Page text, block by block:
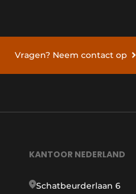
Vragen? Neem contact op
KANTOOR NEDERLAND
Schatbeurderlaan 6